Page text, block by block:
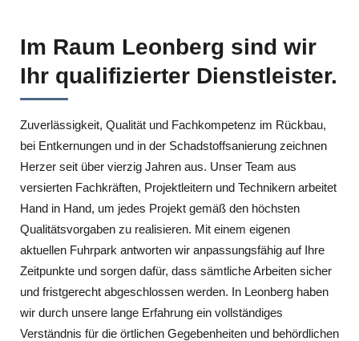
Im Raum Leonberg sind wir
Ihr qualifizierter Dienstleister.
Zuverlässigkeit, Qualität und Fachkompetenz im Rückbau,
bei Entkernungen und in der Schadstoffsanierung zeichnen
Herzer seit über vierzig Jahren aus. Unser Team aus
versierten Fachkräften, Projektleitern und Technikern arbeitet
Hand in Hand, um jedes Projekt gemäß den höchsten
Qualitätsvorgaben zu realisieren. Mit einem eigenen
aktuellen Fuhrpark antworten wir anpassungsfähig auf Ihre
Zeitpunkte und sorgen dafür, dass sämtliche Arbeiten sicher
und fristgerecht abgeschlossen werden. In Leonberg haben
wir durch unsere lange Erfahrung ein vollständiges
Verständnis für die örtlichen Gegebenheiten und behördlichen